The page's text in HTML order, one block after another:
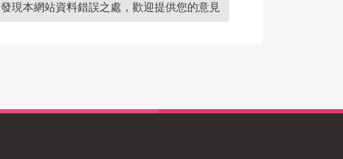
發現本網站資料錯誤之處，歡迎提供您的意見